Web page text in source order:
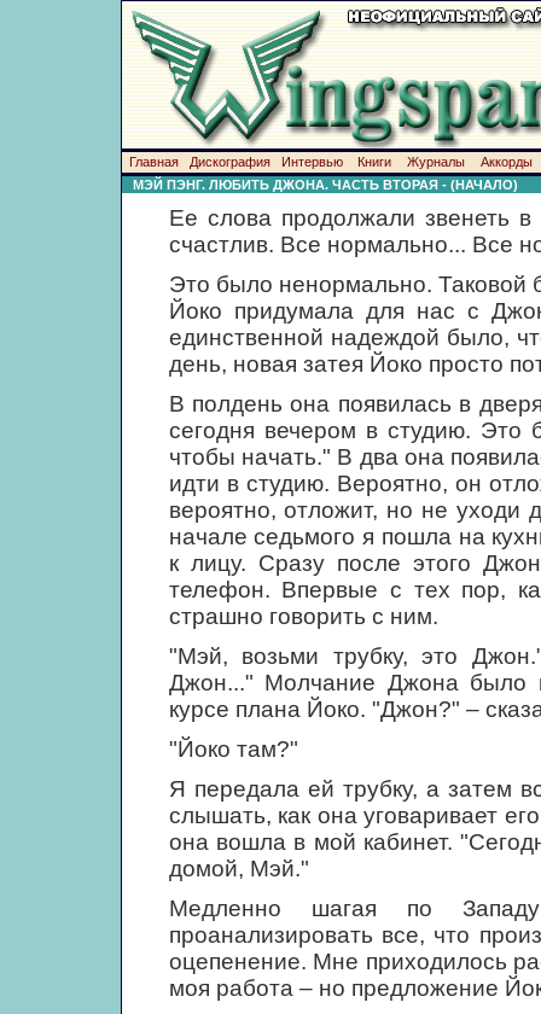
Главная Дискография Интервью Книги Журналы
Аккорды
МЭЙ ПЭНГ. ЛЮБИТЬ ДЖОНА. ЧАСТЬ ВТОРАЯ - (НАЧАЛО)
Ее слова продолжали звенеть
счастлив. Все нормально... Все
Это было ненормально. Таковой
Йоко придумала для нас с
единственной надеждой было,
день, новая затея Йоко просто
В полдень она появилась в
сегодня вечером в студию.
чтобы начать." В два она
идти в студию. Вероятно, он
вероятно, отложит, но не уходи
начале седьмого я пошла на
к лицу. Сразу после этого
телефон. Впервые с тех пор,
страшно говорить с ним.
"Мэй, возьми трубку, это
Джон..." Молчание Джона было
курсе плана Йоко. "Джон?" –
"Йоко там?"
Я передала ей трубку, а затем
слышать, как она уговаривает
она вошла в мой кабинет.
домой, Мэй."
Медленно шагая по
проанализировать все, что
оцепенение. Мне приходилось
моя работа – но предложение